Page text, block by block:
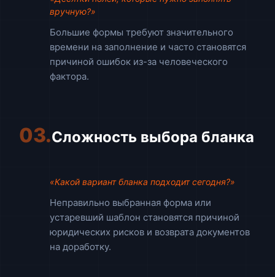
вручную?»
Большие формы требуют значительного
времени на заполнение и часто становятся
причиной ошибок из-за человеческого
фактора.
03.Сложность выбора бланка
«Какой вариант бланка подходит сегодня?»
Неправильно выбранная форма или
устаревший шаблон становятся причиной
юридических рисков и возврата документов
на доработку.